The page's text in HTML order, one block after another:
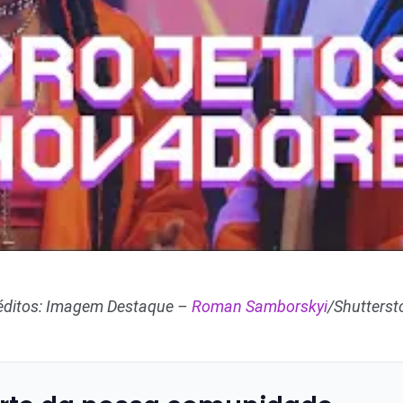
Imagem Destaque – Roman Samborskyi/